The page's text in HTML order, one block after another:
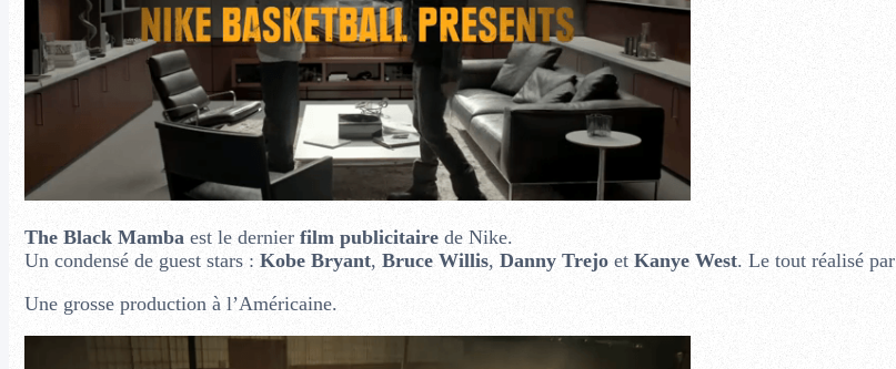
The Black Mamba est le dernier film publicitairede Nike.
Un condensé de guest stars : Kobe Bryant, Bruce Willis, Danny Trejo etKanye West. Le tout réalisé par
Une grosse production à l’Américaine.